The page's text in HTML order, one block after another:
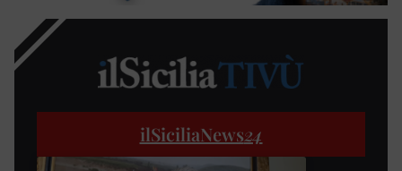
ilSiciliaNews24